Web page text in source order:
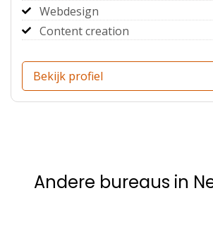
Webdesign
Content creation
Bekijk profiel
Andere bureaus in